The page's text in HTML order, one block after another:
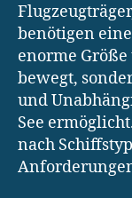
benötigen
enorme Größe
bewegt,
und
See
nach